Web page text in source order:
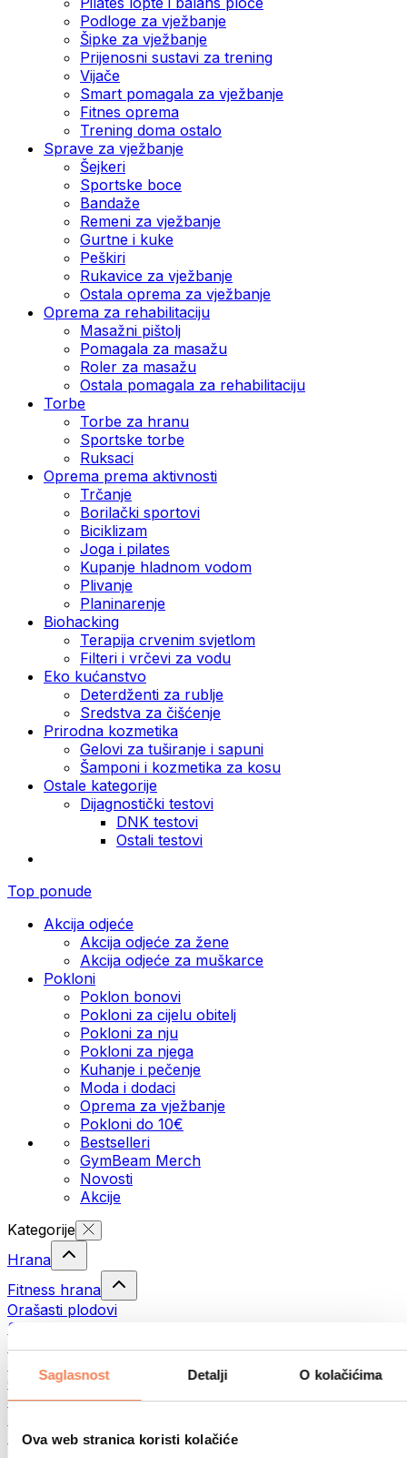
Saglasnost Detalji O kolačićima
Ova web stranica koristi kolačiće
Podloge za vježbanje
Šipke za vježbanje
Prijenosni sustavi za trening
Vijače
Smart pomagala za vježbanje
Fitnes oprema
Trening doma ostalo
Sprave za vježbanje
Šejkeri
Sportske boce
Bandaže
Remeni za vježbanje
Gurtne i kuke
Peškiri
Rukavice za vježbanje
Ostala oprema za vježbanje
Oprema za rehabilitaciju
Masažni pištolj
Pomagala za masažu
Roler za masažu
Ostala pomagala za rehabilitaciju
Torbe
Torbe za hranu
Sportske torbe
Ruksaci
Oprema prema aktivnosti
Trčanje
Borilački sportovi
Biciklizam
Joga i pilates
Kupanje hladnom vodom
Plivanje
Planinarenje
Biohacking
Terapija crvenim svjetlom
Filteri i vrčevi za vodu
Eko kućanstvo
Deterdženti za rublje
Sredstva za čišćenje
Prirodna kozmetika
Gelovi za tuširanje i sapuni
Šamponi i kozmetika za kosu
Ostale kategorije
Dijagnostički testovi
DNK testovi
Ostali testovi
Top ponude
Akcija odjeće
Akcija odjeće za žene
Akcija odjeće za muškarce
Pokloni
Poklon bonovi
Pokloni za cijelu obitelj
Pokloni za nju
Pokloni za njega
Kuhanje i pečenje
Moda i dodaci
Oprema za vježbanje
Pokloni do 10€
Bestselleri
GymBeam Merch
Novosti
Akcije
Kategorije
Hrana
Fitness hrana
Orašasti plodovi
Sjemenke
Namazi i paste
Gotovi obroci
Jaja
Meso